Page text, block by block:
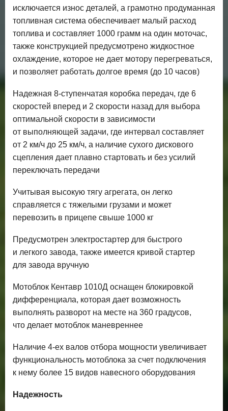
исключается износ деталей, а грамотно продуманная
топливная система обеспечивает малый расход
топлива и составляет 1000 грамм на один моточас,
также конструкцией предусмотрено жидкостное
охлаждение, которое не дает мотору перегреваться,
и позволяет работать долгое время (до 10 часов)
Надежная 8-ступенчатая коробка передач, где 6
скоростей вперед и 2 скорости назад для выбора
оптимальной скорости в зависимости
от выполняющей задачи, где интервал составляет
от 2 км/ч до 25 км/ч, а наличие сухого дискового
сцепления дает плавно стартовать и без усилий
переключать передачи
Учитывая высокую тягу агрегата, он легко
справляется с тяжелыми грузами и может
перевозить в прицепе свыше 1000 кг
Предусмотрен электростартер для быстрого
и легкого завода, также имеется кривой стартер
для завода вручную
Мотоблок Кентавр 1010Д оснащен блокировкой
дифференциала, которая дает возможность
выполнять разворот на месте на 360 градусов,
что делает мотоблок маневреннее
Наличие 4-ех валов отбора мощности увеличивает
функциональность мотоблока за счет подключения
к нему более 15 видов навесного оборудования
Надежность